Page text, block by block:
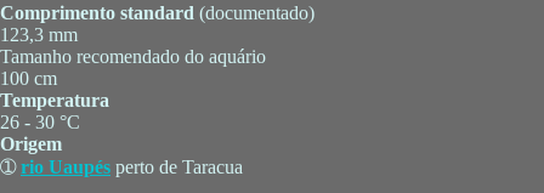
Comprimento standard (documentado)
123,3 mm
Tamanho recomendado do aquário
100 cm
Temperatura
26 - 30 °C
Origem
➀rio Uaupés perto de Taracua